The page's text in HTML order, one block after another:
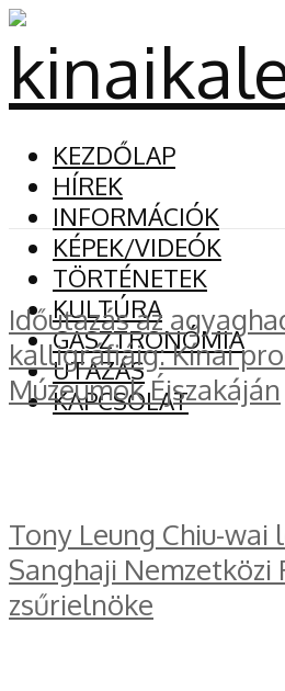
KEZDŐLAP
HÍREK
INFORMÁCIÓK
KÉPEK/VIDEÓK
TÖRTÉNETEK
KULTÚRA
GASZTRONÓMIA
UTAZÁS
KAPCSOLAT
Időutazás az
kalligráfiáig: Kínai
Múzeumok Éjszakáján
Tony Leung Chiu-wai
Sanghaji
zsűrielnöke